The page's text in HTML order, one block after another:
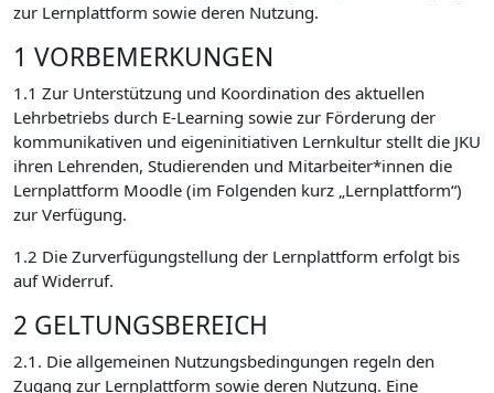
zur Lernplattform sowie deren Nutzung.
1 VORBEMERKUNGEN
1.1 Zur Unterstützung und Koordination des aktuellen
Lehrbetriebs durch E-Learning sowie zur Förderung der
kommunikativen und eigeninitiativen Lernkultur stellt die JKU
ihren Lehrenden, Studierenden und Mitarbeiter*innen die
Lernplattform Moodle (im Folgenden kurz „Lernplattform“)
zur Verfügung.
1.2 Die Zurverfügungstellung der Lernplattform erfolgt bis
auf Widerruf.
2 GELTUNGSBEREICH
2.1. Die allgemeinen Nutzungsbedingungen regeln den
Zugang zur Lernplattform sowie deren Nutzung. Eine